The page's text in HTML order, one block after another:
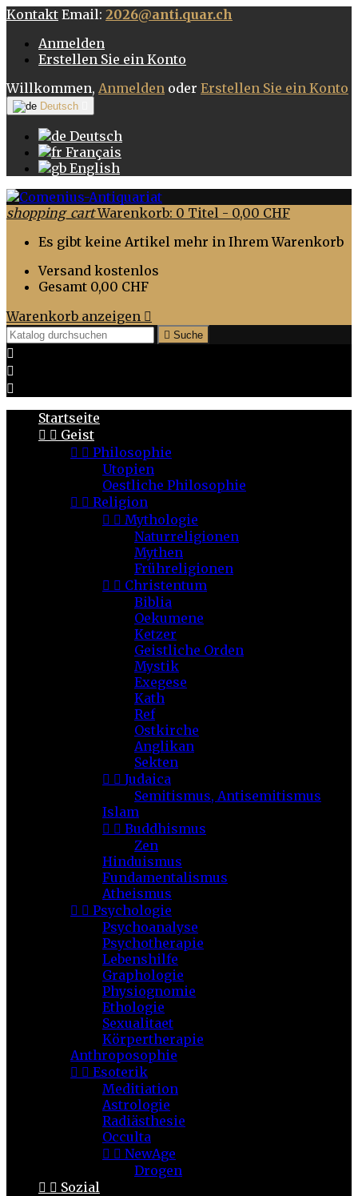
Kontakt Email: 2026@anti.quar.ch
Anmelden
Erstellen Sie ein Konto
Willkommen, Anmelden oder Erstellen Sie ein Konto
Deutsch
Deutsch
Français
English
shopping_cart Warenkorb: 0 Titel - 0,00 CHF
Es gibt keine Artikel mehr in Ihrem Warenkorb
Versand kostenlos
Gesamt 0,00 CHF
Warenkorb anzeigen 
 Suche



Startseite
  Geist
  Philosophie
Utopien
Oestliche Philosophie
  Religion
  Mythologie
Naturreligionen
Mythen
Frühreligionen
  Christentum
Biblia
Oekumene
Ketzer
Geistliche Orden
Mystik
Exegese
Kath
Ref
Ostkirche
Anglikan
Sekten
  Judaica
Semitismus, Antisemitismus
Islam
  Buddhismus
Zen
Hinduismus
Fundamentalismus
Atheismus
  Psychologie
Psychoanalyse
Psychotherapie
Lebenshilfe
Graphologie
Physiognomie
Ethologie
Sexualitaet
Körpertherapie
Anthroposophie
  Esoterik
Meditiation
Astrologie
Radiästhesie
Occulta
  NewAge
Drogen
  Sozial